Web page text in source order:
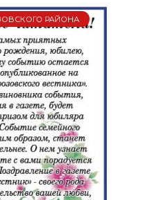
РАЙОНА